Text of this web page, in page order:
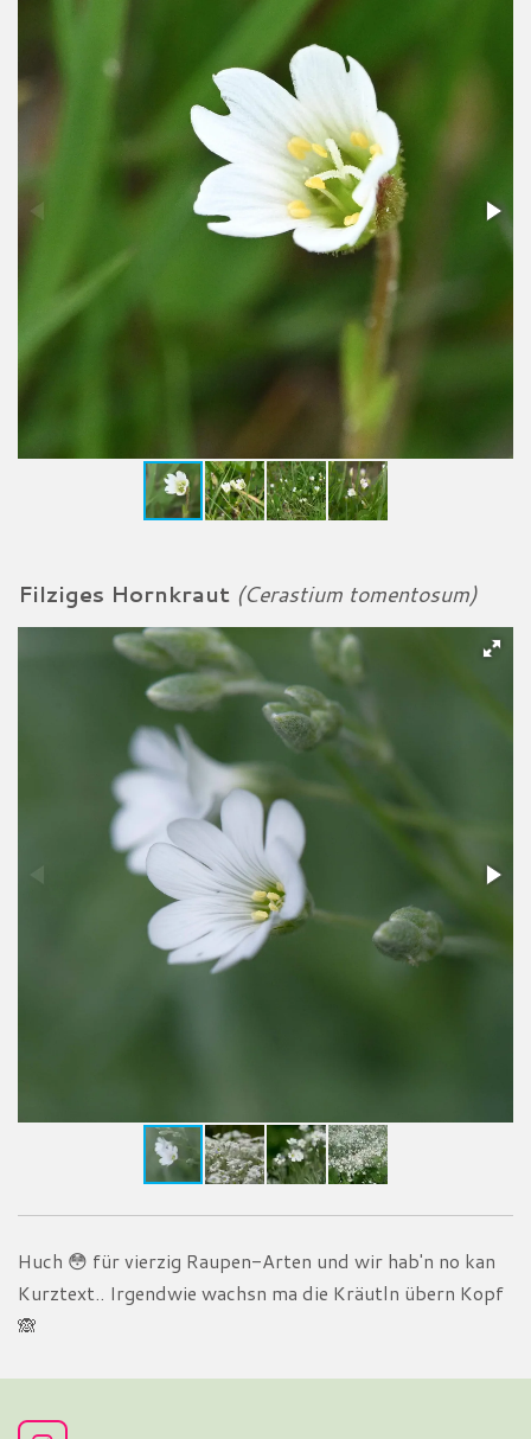
Filziges Hornkraut (Cerastium tomentosum)
Huch 😳 für vierzig Raupen-Arten und wir hab'n no kan
Kurztext.. Irgendwie wachsn ma die Kräutln übern Kopf
🙈